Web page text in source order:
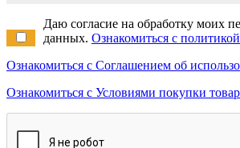
Даю согласие на обработку моих
данных. Ознакомиться с политикой
Ознакомиться с Соглашением об
Ознакомиться с Условиями покупки